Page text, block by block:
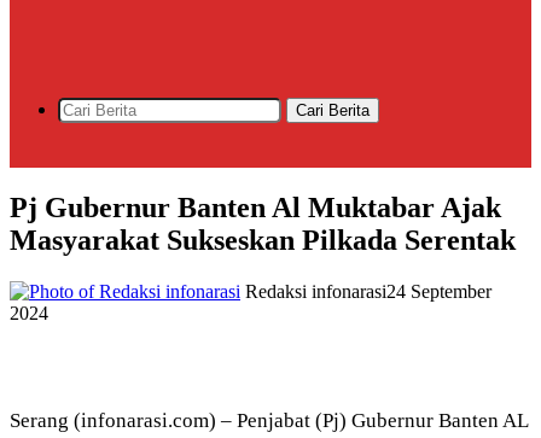
Cari Berita
Pj Gubernur Banten Al Muktabar Ajak
Masyarakat Sukseskan Pilkada Serentak
Redaksi infonarasi24 September
2024
Serang (infonarasi.com) – Penjabat (Pj) Gubernur Banten AL